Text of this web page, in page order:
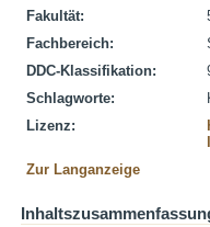
Fakultät:
Fachbereich:
DDC-Klassifikation:
Schlagworte:
Lizenz:
Zur Langanzeige